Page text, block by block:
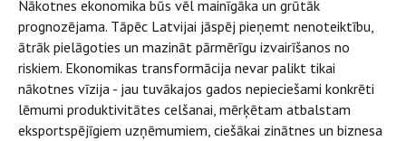
Nākotnes ekonomika būs vēl mainīgāka un grūtāk
prognozējama. Tāpēc Latvijai jāspēj pieņemt nenoteiktību,
ātrāk pielāgoties un mazināt pārmērīgu izvairīšanos no
riskiem. Ekonomikas transformācija nevar palikt tikai
nākotnes vīzija - jau tuvākajos gados nepieciešami konkrēti
lēmumi produktivitātes celšanai, mērķētam atbalstam
eksportspējīgiem uzņēmumiem, ciešākai zinātnes un biznesa